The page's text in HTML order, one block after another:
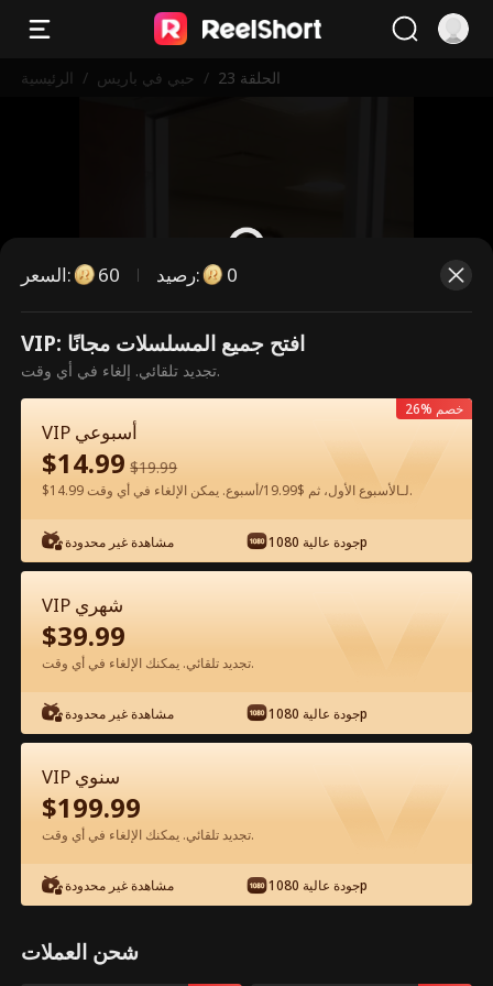
الرئيسية / حبي في باريس / الحلقة 23
هذه حلقة مدفوعة. يرجى فتح القفل
فتح القفل الآن
شاهد مجانًا في التطبيق
الحلقة 23 - حبي في باريس الفيلم كامل
1-50 51-78 جميع الحلقات
السعر: 60 رصيد: 0
VIP: افتح جميع المسلسلات مجانًا
تجديد تلقائي. إلغاء في أي وقت.
VIP أسبوعي
$14.99 $19.99
$14.99 لـالأسبوع الأول، ثم $19.99/أسبوع. يمكن الإلغاء في أي وقت.
مشاهدة غير محدودة جودة عالية 1080p
26% خصم
VIP شهري
$39.99
تجديد تلقائي. يمكنك الإلغاء في أي وقت.
مشاهدة غير محدودة جودة عالية 1080p
VIP سنوي
$199.99
تجديد تلقائي. يمكنك الإلغاء في أي وقت.
مشاهدة غير محدودة جودة عالية 1080p
شحن العملات